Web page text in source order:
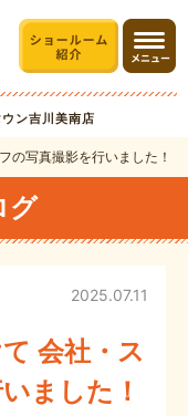
ン吉川美南店
の写真撮影を行いました！
グ
会社・ス
ました！
2025.07.11